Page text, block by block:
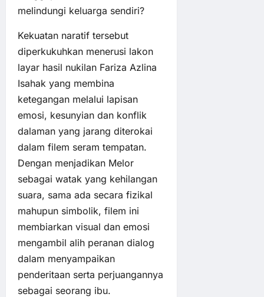
melindungi keluarga sendiri?
Kekuatan naratif tersebut
diperkukuhkan menerusi lakon
layar hasil nukilan Fariza Azlina
Isahak yang membina
ketegangan melalui lapisan
emosi, kesunyian dan konflik
dalaman yang jarang diterokai
dalam filem seram tempatan.
Dengan menjadikan Melor
sebagai watak yang kehilangan
suara, sama ada secara fizikal
mahupun simbolik, filem ini
membiarkan visual dan emosi
mengambil alih peranan dialog
dalam menyampaikan
penderitaan serta perjuangannya
sebagai seorang ibu.